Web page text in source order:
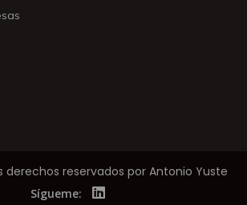
derechos reservados por Antonio Yuste
Sígueme: